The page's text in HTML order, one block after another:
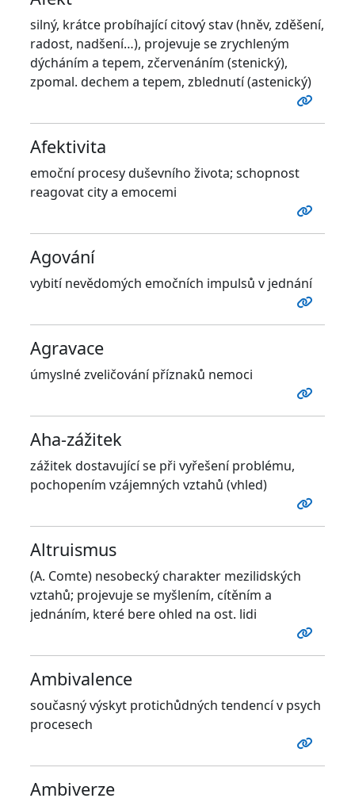
silný, krátce probíhající citový stav (hněv, zděšení,
radost, nadšení…), projevuje se zrychleným
dýcháním a tepem, zčervenáním (stenický),
zpomal. dechem a tepem, zblednutí (astenický)
Afektivita
emoční procesy duševního života; schopnost
reagovat city a emocemi
Agování
vybití nevědomých emočních impulsů v jednání
Agravace
úmyslné zveličování příznaků nemoci
Aha-zážitek
zážitek dostavující se při vyřešení problému,
pochopením vzájemných vztahů (vhled)
Altruismus
(A. Comte) nesobecký charakter mezilidských
vztahů; projevuje se myšlením, cítěním a
jednáním, které bere ohled na ost. lidi
Ambivalence
současný výskyt protichůdných tendencí v psych
procesech
Ambiverze